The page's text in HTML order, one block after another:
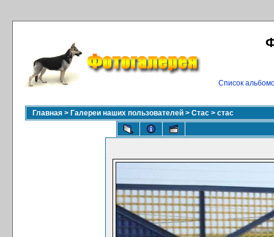
Список
Главная > Галереи наших пользователей > Стас > стас